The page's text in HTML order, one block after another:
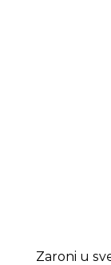
Zaroni u